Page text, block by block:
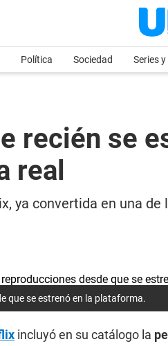
Política Sociedad Series
recién se
real
ya convertida en una
que se estrenó en la plataforma.
incluyó en su catálogo la